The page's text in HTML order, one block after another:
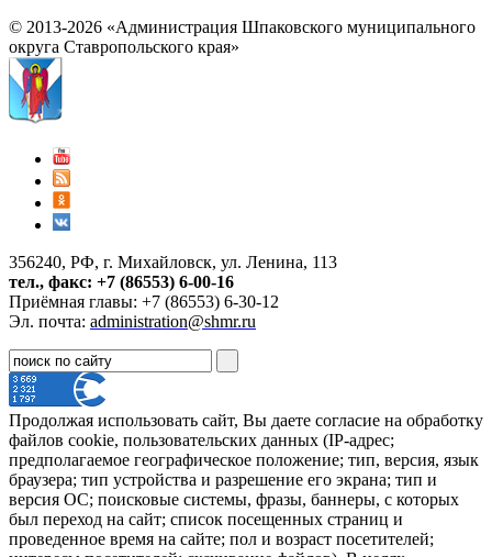
© 2013-2026 «Администрация Шпаковского муниципального
округа Ставропольского края»
356240, РФ, г. Михайловск, ул. Ленина, 113
тел., факс: +7 (86553) 6-00-16
Приёмная главы: +7 (86553) 6-30-12
Эл. почта: administration@shmr.ru
Продолжая использовать сайт, Вы даете согласие на обработку
файлов cookie, пользовательских данных (IP-адрес;
предполагаемое географическое положение; тип, версия, язык
браузера; тип устройства и разрешение его экрана; тип и
версия ОС; поисковые системы, фразы, баннеры, с которых
был переход на сайт; список посещенных страниц и
проведенное время на сайте; пол и возраст посетителей;